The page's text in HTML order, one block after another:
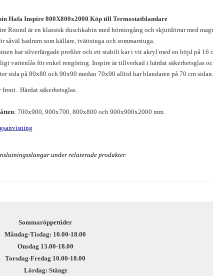
Hafa Inspire 800X800x2000 Köp till Termostatblandare
Round är en klassisk duschkabin med hörningång och skjutdörrar med
såväl badrum som källare, tvättstuga och sommarstuga.
har silverfärgade profiler och ett stabilt kar i vit akryl med en höjd på 16
vattenlås för enkel rengöring. Inspire är tillverkad i härdat säkerhetsglas
sida på 80x80 och 90x90 medan 70x90 alltid har blandaren på 70 cm
front. Härdat säkerhetsglas.
: 700x900, 900x700, 800x800 och 900x900x2000 mm.
under relaterade produkter.
Sommaröppettider
Måndag-Tisdag: 10.00-18.00
Onsdag 13.00-18.00
Torsdag-Fredag 10.00-18.00
Lördag: Stängt